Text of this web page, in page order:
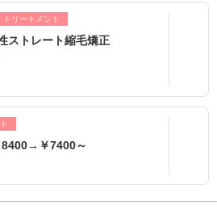
トリートメント
ストレート縮毛矯正
8400→￥7400～